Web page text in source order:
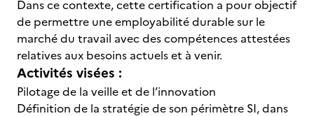
Dans ce contexte, cette certification a pour objectif
de permettre une employabilité durable sur le
marché du travail avec des compétences attestées
relatives aux besoins actuels et à venir.
Activités visées :
Pilotage de la veille et de l’innovation
Définition de la stratégie de son périmètre SI, dans